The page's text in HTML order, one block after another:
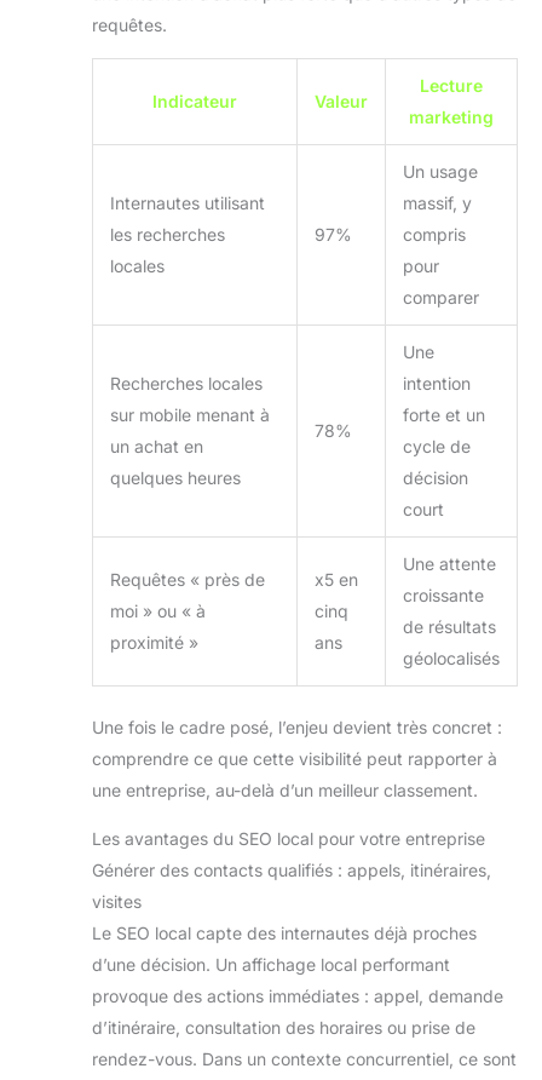
requêtes.
Indicateur Valeur
Lecture
marketing
Internautes utilisant
les recherches
locales
97%
Un usage
massif, y
compris
pour
comparer
Recherches locales
sur mobile menant à
un achat en
quelques heures
78%
Une
intention
forte et un
cycle de
décision
court
Requêtes « près de
moi » ou « à
proximité »
x5 en
cinq
ans
Une attente
croissante
de résultats
géolocalisés
Une fois le cadre posé, l’enjeu devient très concret :
comprendre ce que cette visibilité peut rapporter à
une entreprise, au-delà d’un meilleur classement.
Les avantages du SEO local pour votre entreprise
Générer des contacts qualifiés : appels, itinéraires,
visites
Le SEO local capte des internautes déjà proches
d’une décision. Un affichage local performant
provoque des actions immédiates : appel, demande
d’itinéraire, consultation des horaires ou prise de
rendez-vous. Dans un contexte concurrentiel, ce sont